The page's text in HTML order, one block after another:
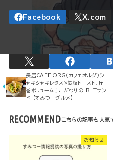
長居CAFE ORG（カフェオルグ）シ
ャキシャキレタス×鉄板トースト、圧
巻ボリューム！こだわりの「BLTサン
ド」【すみつーグルメ】
RECOMMEND
お知らせ